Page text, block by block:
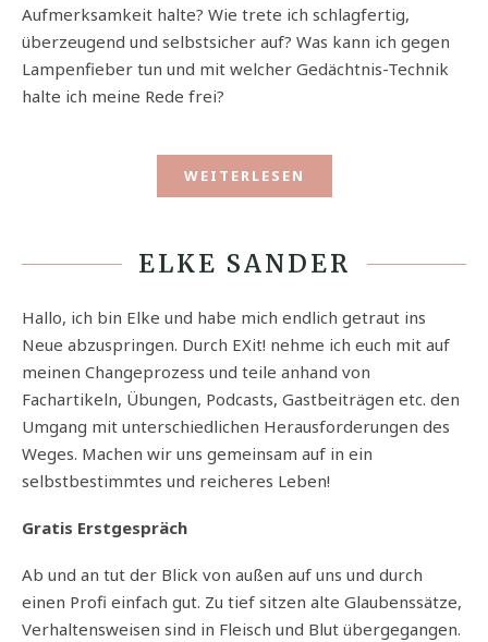
Aufmerksamkeit halte? Wie trete ich schlagfertig,
überzeugend und selbstsicher auf? Was kann ich gegen
Lampenfieber tun und mit welcher Gedächtnis-Technik
halte ich meine Rede frei?
WEITERLESEN
ELKE SANDER
Hallo, ich bin Elke und habe mich endlich getraut ins
Neue abzuspringen. Durch EXit! nehme ich euch mit auf
meinen Changeprozess und teile anhand von
Fachartikeln, Übungen, Podcasts, Gastbeiträgen etc. den
Umgang mit unterschiedlichen Herausforderungen des
Weges. Machen wir uns gemeinsam auf in ein
selbstbestimmtes und reicheres Leben!
Gratis Erstgespräch
Ab und an tut der Blick von außen auf uns und durch
einen Profi einfach gut. Zu tief sitzen alte Glaubenssätze,
Verhaltensweisen sind in Fleisch und Blut übergegangen.